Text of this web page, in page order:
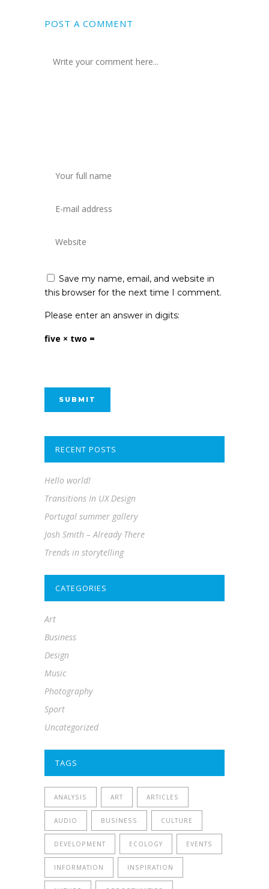
POST A COMMENT
Save my name, email, and website in
this browser for the next time I comment.
Please enter an answer in digits:
five × two =
RECENT POSTS
Hello world!
Transitions In UX Design
Portugal summer gallery
Josh Smith – Already There
Trends in storytelling
CATEGORIES
Art
Business
Design
Music
Photography
Sport
Uncategorized
TAGS
ANALYSIS ART ARTICLES
AUDIO BUSINESS CULTURE
DEVELOPMENT ECOLOGY EVENTS
INFORMATION INSPIRATION